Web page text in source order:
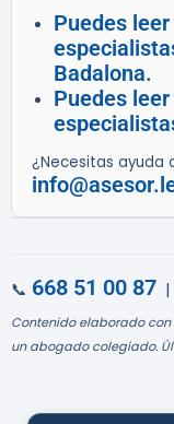
Puedes
Badalona.
Puedes
¿Necesitas ayuda
📞 668 51 00 87
Contenido elaborado
un abogado colegiado.